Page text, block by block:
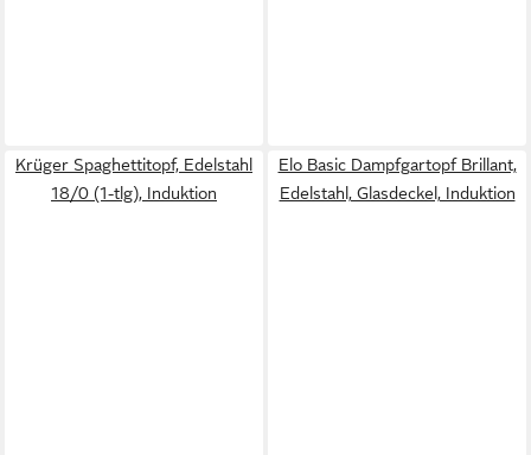
Krüger Spaghettitopf, Edelstahl
18/0 (1-tlg), Induktion
Elo Basic Dampfgartopf Brillant,
Edelstahl, Glasdeckel, Induktion